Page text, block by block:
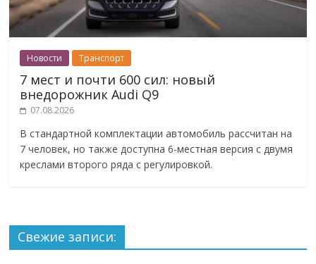
Новости Транспорт
7 мест и почти 600 сил: новый
внедорожник Audi Q9
07.08.2026
В стандартной комплектации автомобиль рассчитан на
7 человек, но также доступна 6-местная версия с двумя
креслами второго ряда с регулировкой.
Свежие записи: